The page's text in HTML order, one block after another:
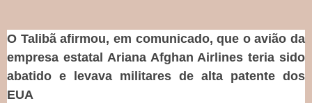
O Talibã afirmou, em comunicado, que o avião da
empresa estatal Ariana Afghan Airlines teria sido
abatido e levava militares de alta patente dos
EUA